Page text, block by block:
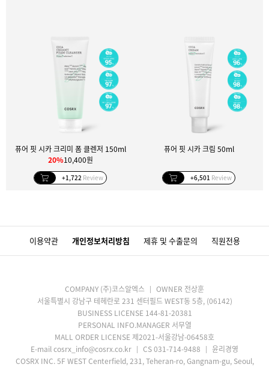
퓨어 핏 시카 크리미 폼 클렌저 150ml
20%10,400원
+1,722 Review
퓨어 핏 시카 크림 50ml
+6,501 Review
이용약관 개인정보처리방침 제휴 및 수출문의 직원전용
COMPANY (주)코스알엑스
OWNER 전상훈
서울특별시 강남구 테헤란로 231 센터필드 WEST동 5층, (06142)
BUSINESS LICENSE 144-81-20381
PERSONAL INFO.MANAGER 서무열
MALL ORDER LICENSE 제2021-서울강남-06458호
E-mail cosrx_info@cosrx.co.kr
CS 031-714-9488
윤리경영
COSRX INC. 5F WEST Centerfield, 231, Teheran-ro, Gangnam-gu, Seoul,